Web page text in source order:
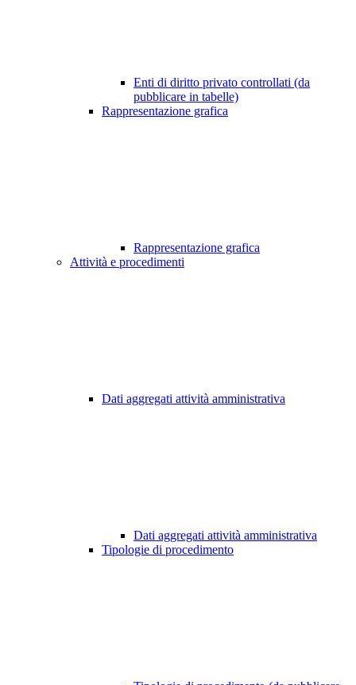
Enti di diritto privato controllati (da
pubblicare in tabelle)
Rappresentazione grafica
Rappresentazione grafica
Attività e procedimenti
Dati aggregati attività amministrativa
Dati aggregati attività amministrativa
Tipologie di procedimento